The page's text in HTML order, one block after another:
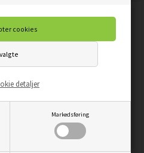
Markedsføring
detaljer